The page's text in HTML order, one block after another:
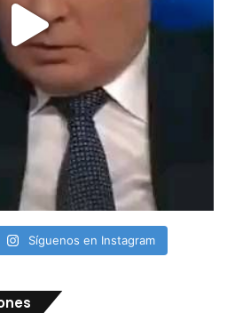
Síguenos en Instagram